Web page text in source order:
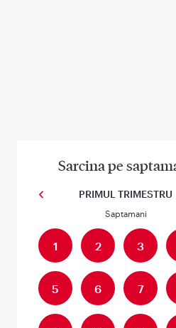
Sarcina pe
Previous
PRIMUL TRIMESTRU
Saptamani
1 2 3
5 6 7